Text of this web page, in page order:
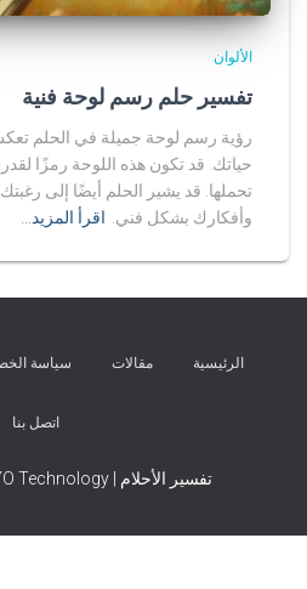
الألوان
تفسير حلم رسم لوحة فنية
رؤية رسم لوحة جميلة في الحلم
حياتك. قد تكون هذه اللوحة رمزًا
تحملها. قد يشير الحلم أيضًا إلى
وأفكارك بشكل فني.
اقرأ المزيد…
الرئيسية مقالات سياسة
اتصل بنا
تفسير الأحلام | Made with ❤️ by AYO Technology